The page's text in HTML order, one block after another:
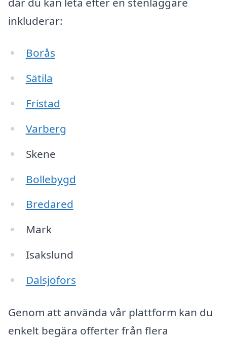
inkluderar:
Borås
Sätila
Fristad
Varberg
Skene
Bollebygd
Bredared
Mark
Isakslund
Dalsjöfors
Genom att använda vår plattform kan du
enkelt begära offerter från flera